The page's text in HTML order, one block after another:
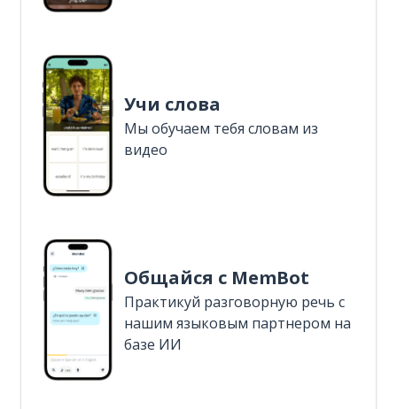
Учи слова
Мы обучаем тебя словам из
видео
Общайся с MemBot
Практикуй разговорную речь с
нашим языковым партнером на
базе ИИ